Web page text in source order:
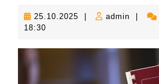
25.10.2025 25.10.2025
admin admin
18:30